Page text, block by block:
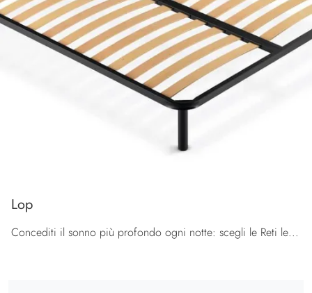
Lop
Concediti il sonno più profondo ogni notte: scegli le Reti letto delle migliori marche di settore, scoprile subito nel nostro sito.